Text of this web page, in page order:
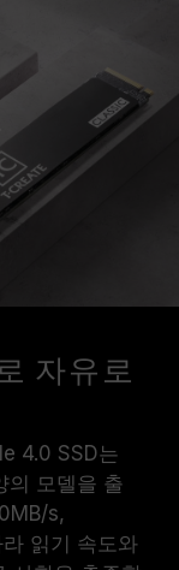
자유로
4.0 SSD는
모델을 출
s,
읽기 속도와